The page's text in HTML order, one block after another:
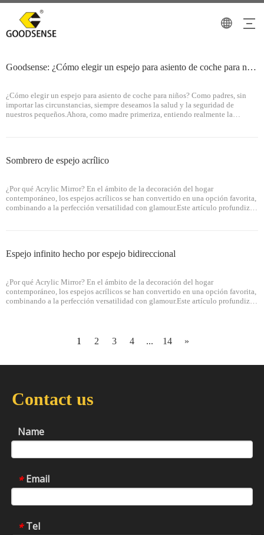
Goodsense: ¿Cómo elegir un espejo para asiento de coche para niños?
¿Cómo elegir un espejo para asiento de coche para niños? Como padres, sin
importar las circunstancias, siempre deseamos la salud y la seguridad de
nuestros pequeños.Ahora, como madre primeriza, entiendo realmente la
Sombrero de espejo acrílico
¿Por qué Acrylic Mirror? En el ámbito de la decoración del hogar
contemporáneo, los espejos acrílicos se han convertido en una opción favorita,
combinando a la perfección versatilidad con glamour.Este artículo profundiza
Espejo infinito hecho por espejo bidireccional
¿Por qué Acrylic Mirror? En el ámbito de la decoración del hogar
contemporáneo, los espejos acrílicos se han convertido en una opción favorita,
combinando a la perfección versatilidad con glamour.Este artículo profundiza
1 2 3 4 ... 14 »
Contact us
Name
* Email
* Tel